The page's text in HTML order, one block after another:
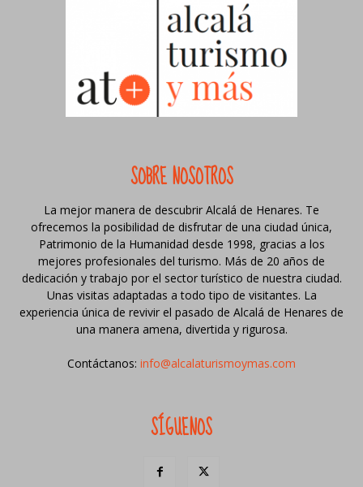
SOBRE NOSOTROS
La mejor manera de descubrir Alcalá de Henares. Te
ofrecemos la posibilidad de disfrutar de una ciudad única,
Patrimonio de la Humanidad desde 1998, gracias a los
mejores profesionales del turismo. Más de 20 años de
dedicación y trabajo por el sector turístico de nuestra ciudad.
Unas visitas adaptadas a todo tipo de visitantes. La
experiencia única de revivir el pasado de Alcalá de Henares de
una manera amena, divertida y rigurosa.
Contáctanos: info@alcalaturismoymas.com
SÍGUENOS